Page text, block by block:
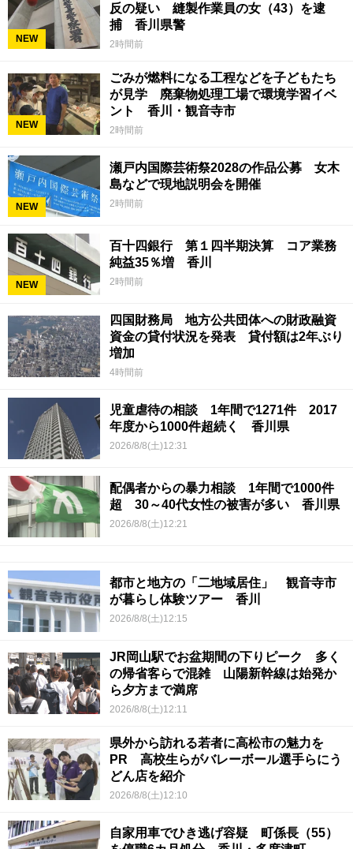
NEW
反の疑い 縫製作業員の女（43）を逮
捕 香川県警
2時間前
NEW
ごみが燃料になる工程などを子どもたち
が見学 廃棄物処理工場で環境学習イベ
ント 香川・観音寺市
2時間前
NEW
瀬戸内国際芸術祭2028の作品公募 女木
島などで現地説明会を開催
2時間前
NEW
百十四銀行 第１四半期決算 コア業務
純益35％増 香川
2時間前
四国財務局 地方公共団体への財政融資
資金の貸付状況を発表 貸付額は2年ぶり
増加
4時間前
児童虐待の相談 1年間で1271件 2017
年度から1000件超続く 香川県
2026/8/8(土)12:31
配偶者からの暴力相談 1年間で1000件
超 30～40代女性の被害が多い 香川県
2026/8/8(土)12:21
都市と地方の「二地域居住」 観音寺市
が暮らし体験ツアー 香川
2026/8/8(土)12:15
JR岡山駅でお盆期間の下りピーク 多く
の帰省客らで混雑 山陽新幹線は始発か
ら夕方まで満席
2026/8/8(土)12:11
県外から訪れる若者に高松市の魅力を
PR 高校生らがバレーボール選手らにう
どん店を紹介
2026/8/8(土)12:10
自家用車でひき逃げ容疑 町係長（55）